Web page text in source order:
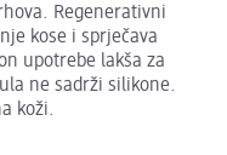
Regenerativni
kose i sprječava
upotrebe lakša za
ne sadrži silikone.
koži.